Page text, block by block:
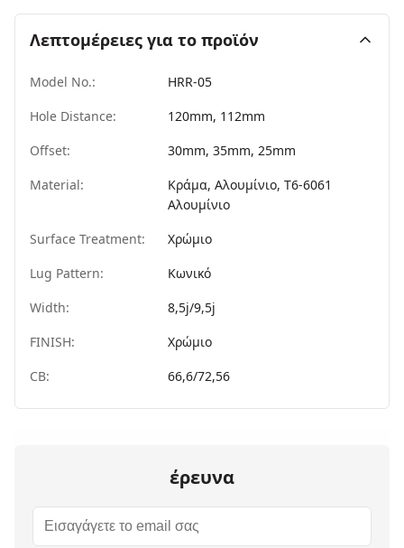
Λεπτομέρειες για το προϊόν
Model No.:
HRR-05
Hole Distance:
120mm, 112mm
Offset:
30mm, 35mm, 25mm
Material:
Κράμα, Αλουμίνιο, T6-6061
Αλουμίνιο
Surface Treatment:
Χρώμιο
Lug Pattern:
Κωνικό
Width:
8,5j/9,5j
FINISH:
Χρώμιο
CB:
66,6/72,56
έρευνα